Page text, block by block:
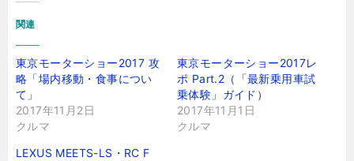
関連
東京モーターショー2017 攻
略「場内移動・食事につい
て」
2017年11月2日
クルマ
東京モーターショー2017レ
ポ Part.2（「最新乗用車試
乗体験」ガイド）
2017年11月1日
クルマ
LEXUS MEETS-LS・RC F